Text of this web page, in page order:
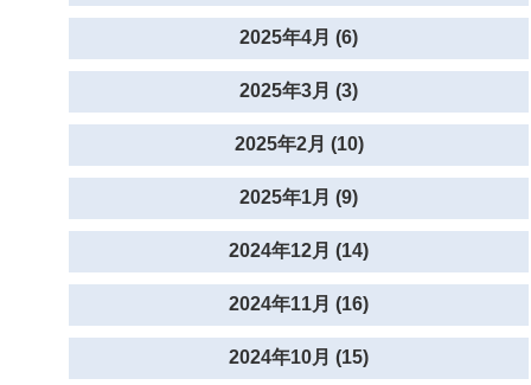
2025年4月 (6)
2025年3月 (3)
2025年2月 (10)
2025年1月 (9)
2024年12月 (14)
2024年11月 (16)
2024年10月 (15)